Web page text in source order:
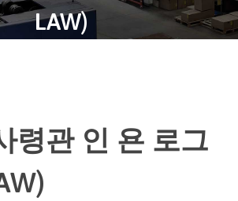
LAW)
령관 인 욘 로그